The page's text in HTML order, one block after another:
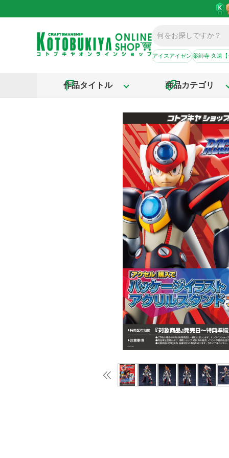
アイスアイゼン薬師寺 久遠
作品タイトル 商品カテゴリ